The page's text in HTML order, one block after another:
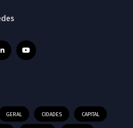
GERAL CIDADES CAPITAL